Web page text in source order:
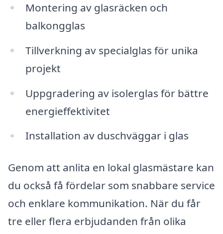
Montering av glasräcken och
balkongglas
Tillverkning av specialglas för unika
projekt
Uppgradering av isolerglas för bättre
energieffektivitet
Installation av duschväggar i glas
Genom att anlita en lokal glasmästare kan
du också få fördelar som snabbare service
och enklare kommunikation. När du får
tre eller flera erbjudanden från olika